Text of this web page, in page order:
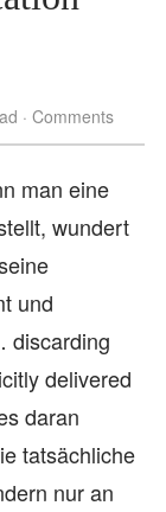
Comments
man eine
wundert
und
discarding
delivered
daran
tatsächliche
nur an